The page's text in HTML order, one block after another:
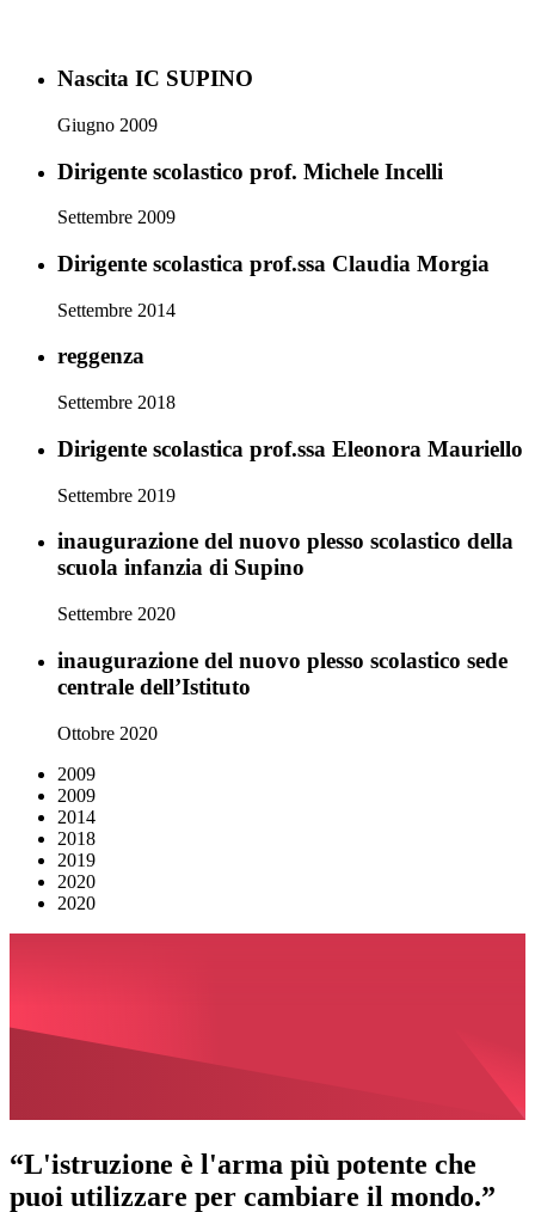
Nascita IC SUPINO
Giugno 2009
Dirigente scolastico prof. Michele Incelli
Settembre 2009
Dirigente scolastica prof.ssa Claudia Morgia
Settembre 2014
reggenza
Settembre 2018
Dirigente scolastica prof.ssa Eleonora Mauriello
Settembre 2019
inaugurazione del nuovo plesso scolastico della
scuola infanzia di Supino
Settembre 2020
inaugurazione del nuovo plesso scolastico sede
centrale dell’Istituto
Ottobre 2020
2009
2009
2014
2018
2019
2020
2020
“L'istruzione è l'arma più potente che
puoi utilizzare per cambiare il mondo.”